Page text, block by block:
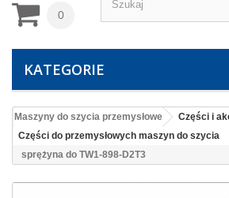
0
KATEGORIE
Maszyny do szycia przemysłowe
Części i
Części do przemysłowych maszyn do szycia
sprężyna do TW1-898-D2T3